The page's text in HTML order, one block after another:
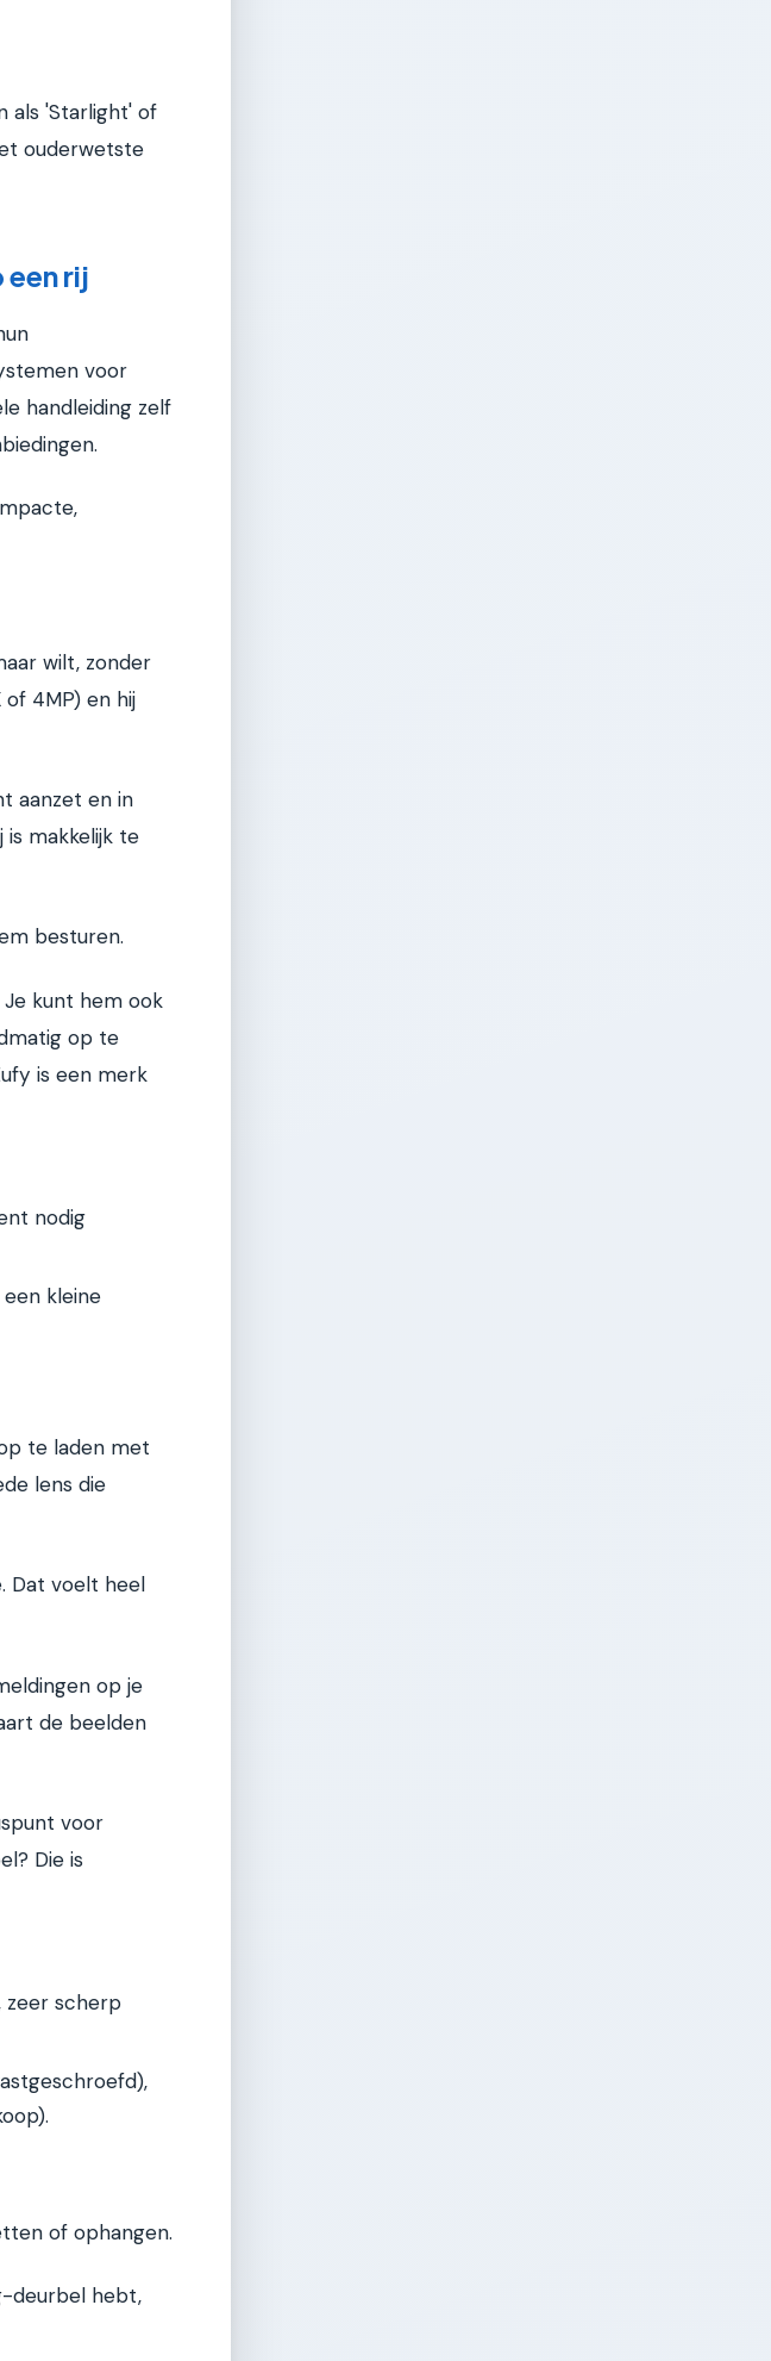
als 'Starlight' of
ouderwetste
rij
voor
handleiding zelf
wilt, zonder
4MP) en hij
aanzet en in
is makkelijk te
besturen.
kunt hem ook
op te
is een merk
nodig
kleine
te laden met
lens die
Dat voelt heel
op je
de beelden
voor
Die is
zeer scherp
of ophangen.
deurbel hebt,